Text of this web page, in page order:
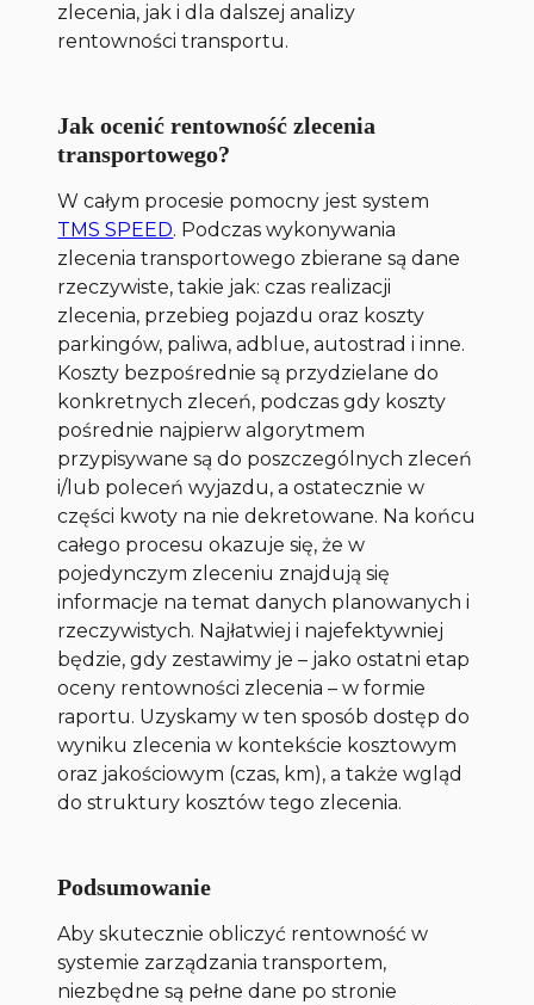
zlecenia, jak i dla dalszej analizy
rentowności transportu.
Jak ocenić rentowność zlecenia
transportowego?
W całym procesie pomocny jest system
TMS SPEED. Podczas wykonywania
zlecenia transportowego zbierane są dane
rzeczywiste, takie jak: czas realizacji
zlecenia, przebieg pojazdu oraz koszty
parkingów, paliwa, adblue, autostrad i inne.
Koszty bezpośrednie są przydzielane do
konkretnych zleceń, podczas gdy koszty
pośrednie najpierw algorytmem
przypisywane są do poszczególnych zleceń
i/lub poleceń wyjazdu, a ostatecznie w
części kwoty na nie dekretowane. Na końcu
całego procesu okazuje się, że w
pojedynczym zleceniu znajdują się
informacje na temat danych planowanych i
rzeczywistych. Najłatwiej i najefektywniej
będzie, gdy zestawimy je – jako ostatni etap
oceny rentowności zlecenia – w formie
raportu. Uzyskamy w ten sposób dostęp do
wyniku zlecenia w kontekście kosztowym
oraz jakościowym (czas, km), a także wgląd
do struktury kosztów tego zlecenia.
Podsumowanie
Aby skutecznie obliczyć rentowność w
systemie zarządzania transportem,
niezbędne są pełne dane po stronie